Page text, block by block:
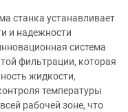
станка устанавливает
и надежности
система
фильтрации, которая
жидкости,
температуры
рабочей зоне, что